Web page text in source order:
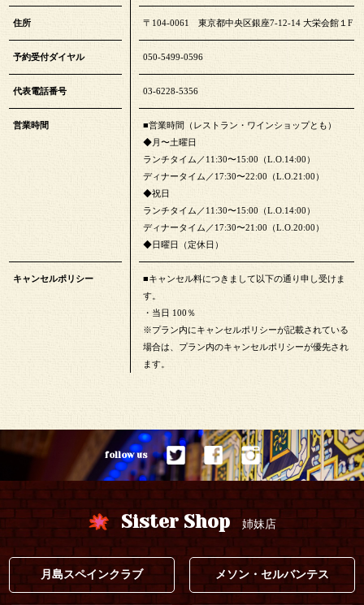
住所 〒104-0061 東京都中央区銀座7-12-14 大栄会館１F
予約受付ダイヤル 050-5499-0596
代表電話番号 03-6228-5356
営業時間
■営業時間（レストラン・ワインショップとも）
◆月〜土曜日
ランチタイム／11:30〜15:00（L.O.14:00）
ディナータイム／17:30〜22:00（L.O.21:00）
◆祝日
ランチタイム／11:30〜15:00（L.O.14:00）
ディナータイム／17:30〜21:00（L.O.20:00）
◆日曜日（定休日）
キャンセルポリシー
■キャンセル料につきまして以下の通り申し受けま
す。
・当日 100％
※プラン内にキャンセルポリシーが記載されている
場合は、プラン内のキャンセルポリシーが優先され
ます。
follow us
Sister Shop 姉妹店
月島スペインクラブ メソン・セルバンテス